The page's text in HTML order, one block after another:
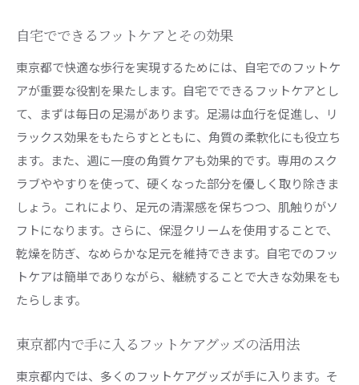
自宅でできるフットケアとその効果
東京都で快適な歩行を実現するためには、自宅でのフットケ
アが重要な役割を果たします。自宅でできるフットケアとし
て、まずは毎日の足湯があります。足湯は血行を促進し、リ
ラックス効果をもたらすとともに、角質の柔軟化にも役立ち
ます。また、週に一度の角質ケアも効果的です。専用のスク
ラブややすりを使って、硬くなった部分を優しく取り除きま
しょう。これにより、足元の清潔感を保ちつつ、肌触りがソ
フトになります。さらに、保湿クリームを使用することで、
乾燥を防ぎ、なめらかな足元を維持できます。自宅でのフッ
トケアは簡単でありながら、継続することで大きな効果をも
たらします。
東京都内で手に入るフットケアグッズの活用法
東京都内では、多くのフットケアグッズが手に入ります。そ